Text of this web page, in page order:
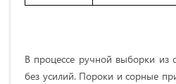
В процессе ручной выборки из
без усилий. Пороки и сорные